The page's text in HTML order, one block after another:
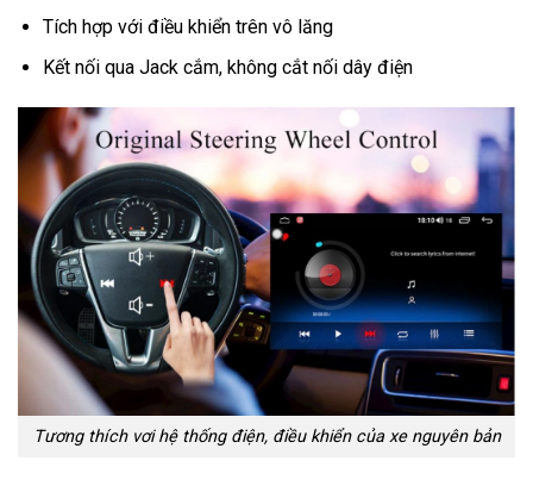
Tích hợp với điều khiển trên vô lăng
Kết nối qua Jack cắm, không cắt nối dây điện
Tương thích vơi hệ thống điện, điều khiển của xe nguyên bản